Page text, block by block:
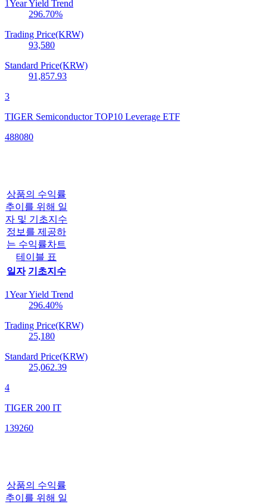
1Year Yield Trend
296.70%
Trading Price(KRW)
93,580
Standard Price(KRW)
91,857.93
3
TIGER Semiconductor TOP10 Leverage ETF
488080
상품의 수익률
추이를 위해 일
자 및 기초지수
정보를 제공하
는 수익률차트
테이블 표
일자 기초지수
1Year Yield Trend
296.40%
Trading Price(KRW)
25,180
Standard Price(KRW)
25,062.39
4
TIGER 200 IT
139260
상품의 수익률
추이를 위해 일